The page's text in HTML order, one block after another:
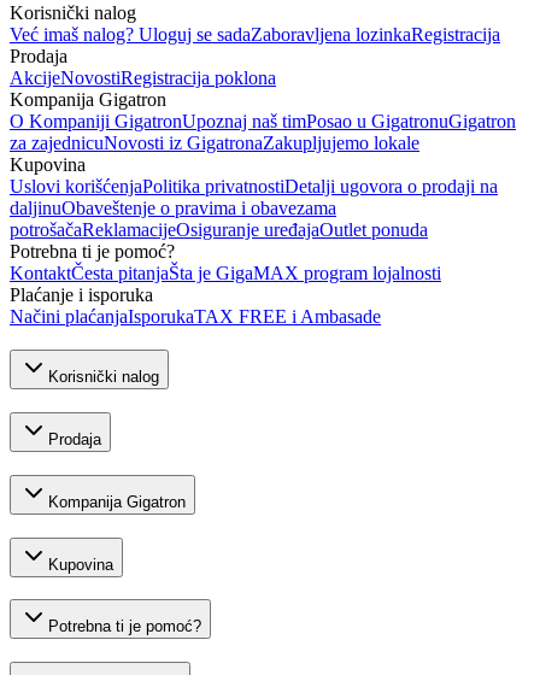
Korisnički nalog
Već imaš nalog? Uloguj se sadaZaboravljena lozinkaRegistracija
Prodaja
AkcijeNovostiRegistracija poklona
Kompanija Gigatron
O Kompaniji GigatronUpoznaj naš timPosao u GigatronuGigatron
za zajednicuNovosti iz GigatronaZakupljujemo lokale
Kupovina
Uslovi korišćenjaPolitika privatnostiDetalji ugovora o prodaji na
daljinuObaveštenje o pravima i obavezama
potrošačaReklamacijeOsiguranje uređajaOutlet ponuda
Potrebna ti je pomoć?
KontaktČesta pitanjaŠta je GigaMAX program lojalnosti
Plaćanje i isporuka
Načini plaćanjaIsporukaTAX FREE i Ambasade
Korisnički nalog
Prodaja
Kompanija Gigatron
Kupovina
Potrebna ti je pomoć?